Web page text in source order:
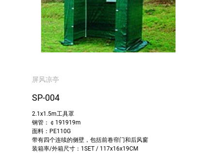
屏风凉亭
SP-004
2.1x1.5m工具罩
钢管：￠191919m
面料：PE110G
带有四个连续的侧壁，包括前卷帘门和后风窗
装箱率/外箱尺寸：1SET / 117x16x19CM